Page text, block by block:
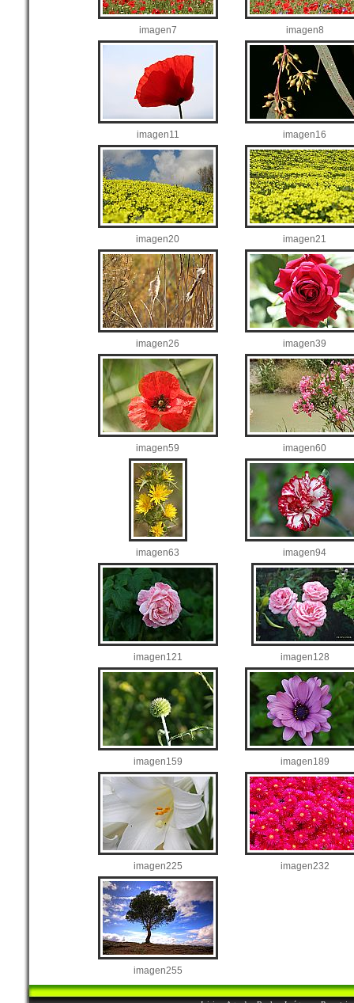
imagen7 imagen8
imagen11 imagen16
imagen20 imagen21
imagen26 imagen39
imagen59 imagen60
imagen63 imagen94
imagen121 imagen128
imagen159 imagen189
imagen225 imagen232
imagen255